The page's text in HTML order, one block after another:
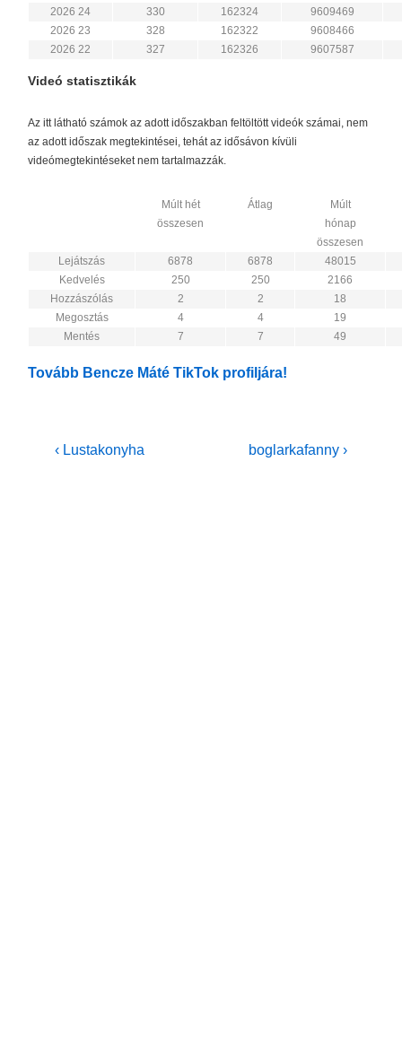
2026 24
330 162324
9609469
2026 23
328 162322
9608466
2026 22
327 162326 9607587
Videó statisztikák
Az itt látható számok az adott időszakban feltöltött videók számai, nem
az adott időszak megtekintései, tehát az idősávon kívüli
videómegtekintéseket nem tartalmazzák.
Múlt hét
összesen
Átlag
Múlt
hónap
összesen
Lejátszás
6878 6878
48015
Kedvelés
250 250
2166
Hozzászólás
2 2
18
Megosztás
4 4
19
Mentés
7 7 49
Tovább Bencze Máté TikTok profiljára!
Bejegyzés
Previous
‹ Lustakonyha
Next
boglarkafanny ›